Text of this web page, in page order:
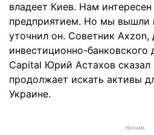
владеет Киев. Нам
предприятием. Но мы вышли
уточнил он. Советник Axzon,
инвестиционно-банковского
Capital Юрий Астахов сказал
продолжает искать активы
Украине.
РЕКЛАМА